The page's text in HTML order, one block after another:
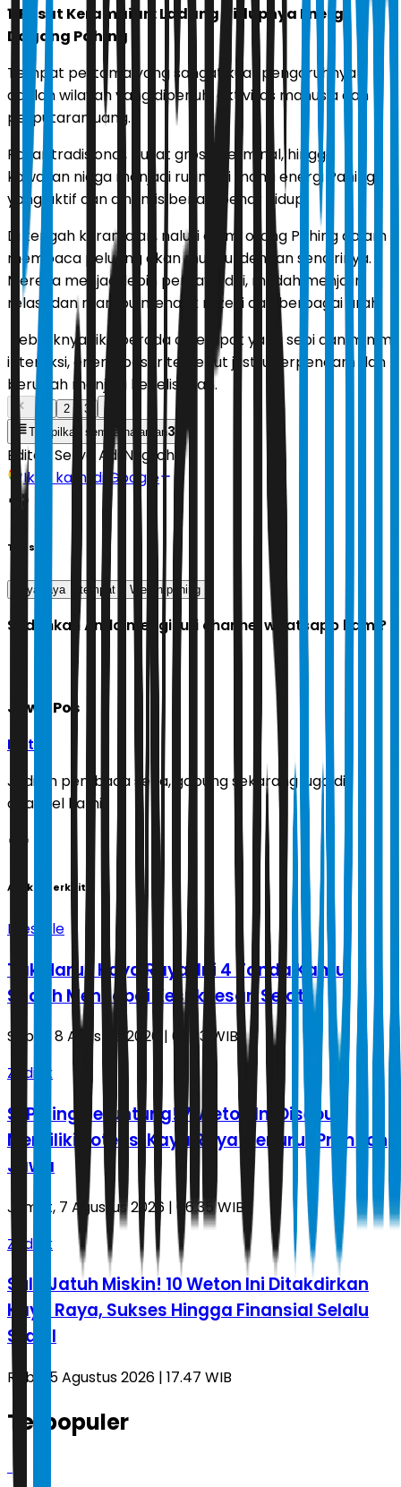
1. Pusat Keramaian: Ladang Hidupnya Energi
Dagang Pahing
Tempat pertama yang sangat kuat pengaruhnya
adalah wilayah yang dipenuhi aktivitas manusia dan
perputaran uang.
Pasar tradisional, pusat grosir, terminal, hingga
kawasan niaga menjadi ruang di mana energi Pahing
yang aktif dan dinamis benar-benar hidup.
Di tengah keramaian, naluri alami orang Pahing dalam
membaca peluang akan muncul dengan sendirinya.
Mereka menjadi lebih percaya diri, mudah menjalin
relasi, dan mampu menarik rezeki dari berbagai arah.
Sebaliknya, jika berada di tempat yang sepi dan minim
interaksi, energi besar tersebut justru terpendam dan
berubah menjadi kegelisahan.
2
3
Tampilkan semua halaman3
Editor: Setyo Adi Nugroho
Ikuti kami di Google
Tags
kaya raya tempat Weton pahing
Sudahkah Anda mengikuti channel whatsapp kami?
Jawa Pos
Ikuti
Jadilah pembaca setia, gabung sekarang juga di
channel kami!
Artikel Terkait
Lifestyle
Tak Harus Kaya Raya, Ini 4 Tanda Kamu
Sudah Mencapai Kesuksesan Sejati
Sabtu, 8 Agustus 2026 | 02.33 WIB
Zodiak
Si Paling Beruntung! 7 Weton Ini Disebut
Memiliki Potensi Kaya Raya Menurut Primbon
Jawa
Jumat, 7 Agustus 2026 | 06.35 WIB
Zodiak
Sulit Jatuh Miskin! 10 Weton Ini Ditakdirkan
Kaya Raya, Sukses Hingga Finansial Selalu
Stabil
Rabu, 5 Agustus 2026 | 17.47 WIB
Terpopuler